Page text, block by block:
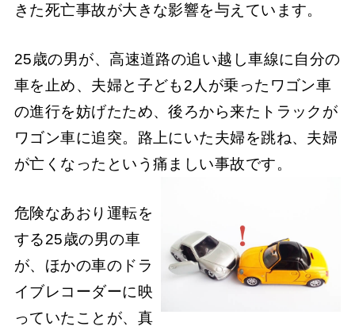
きた死亡事故が大きな影響を与えています。
25歳の男が、高速道路の追い越し車線に自分の
車を止め、夫婦と子ども2人が乗ったワゴン車
の進行を妨げたため、後ろから来たトラックが
ワゴン車に追突。路上にいた夫婦を跳ね、夫婦
が亡くなったという痛ましい事故です。
危険なあおり運転を
する25歳の男の車
が、ほかの車のドラ
イブレコーダーに映
っていたことが、真